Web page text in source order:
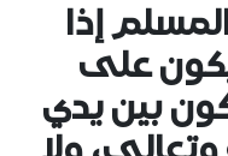
إذا
على
بين يدي